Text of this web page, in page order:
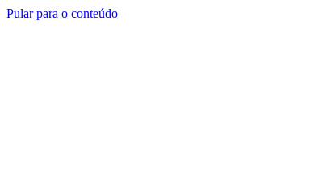
Pular para o conteúdo